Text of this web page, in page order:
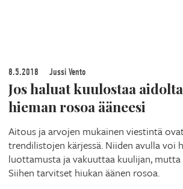
8.5.2018 Jussi Vento
Jos haluat kuulostaa
hieman rosoa ääneesi
Aitous ja arvojen mukainen viestintä
trendilistojen kärjessä. Niiden avulla voi
luottamusta ja vakuuttaa kuulijan, mutta
Siihen tarvitset hiukan äänen rosoa.